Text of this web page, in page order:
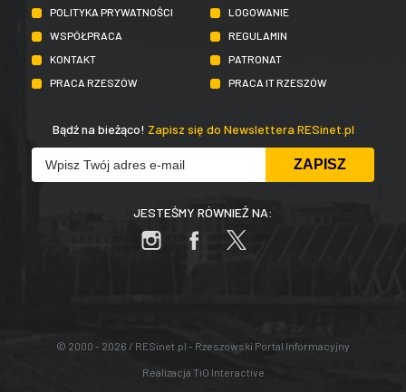
POLITYKA PRYWATNOŚCI
LOGOWANIE
WSPÓŁPRACA
REGULAMIN
KONTAKT
PATRONAT
PRACA RZESZÓW
PRACA IT RZESZÓW
Bądź na bieżąco! Zapisz się do Newslettera RESinet.pl
JESTEŚMY RÓWNIEŻ NA:
© 2000 - 2026 / RESinet.pl - Rzeszowski Portal Informacyjny
Realizacja TiO Interactive